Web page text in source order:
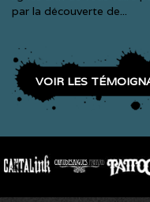
par la découverte de...
VOIR LES